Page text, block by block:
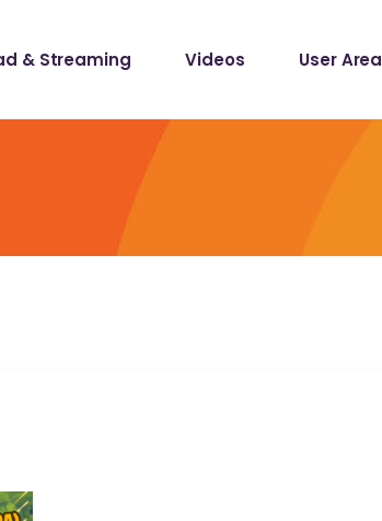
& Streaming Videos User Area